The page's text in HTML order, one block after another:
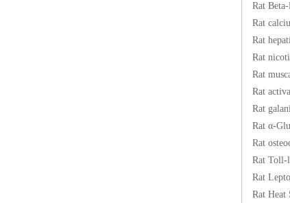
Rat
Rat
Rat
Rat
Rat
Rat
Rat
Rat α-
Rat
Rat
Rat
Rat